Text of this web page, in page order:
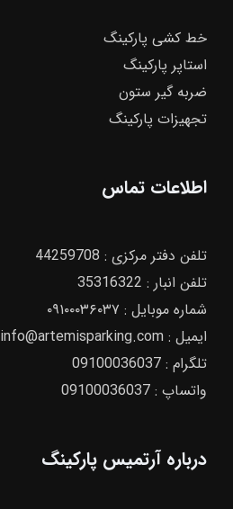
خط کشی پارکینگ
استاپر پارکینگ
ضربه گیر ستون
تجهیزات پارکینگ
اطلاعات تماس
تلفن دفتر مرکزی :‌ 44259708
تلفن انبار :‌ 35316322
شماره موبایل : ۰۹۱۰۰۰۳۶۰۳۷
ایمیل : info@artemisparking.com
تلگرام : 09100036037
واتساپ : 09100036037
درباره آرتمیس پارکینگ